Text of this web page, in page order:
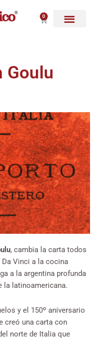
0
Carrito
Goulu
, cambia la carta todos
Vinci a la cocina
a la argentina profunda
la latinoamericana.
y el 150º aniversario
creó una carta con
norte de Italia que